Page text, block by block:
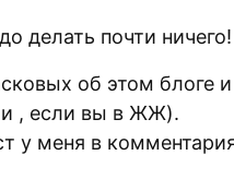
делать почти ничего!
об этом блоге и
, если вы в ЖЖ).
у меня в